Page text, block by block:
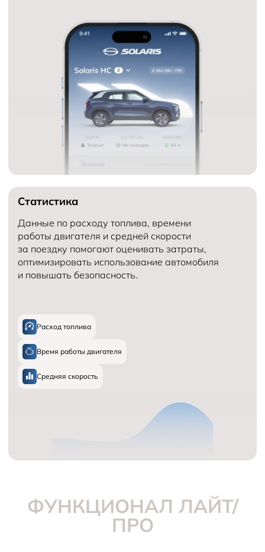
Статистика
Данные по расходу топлива, времени
работы двигателя и средней скорости
за поездку помогают оценивать затраты,
оптимизировать использование автомобиля
и повышать безопасность.
Расход топлива
Время работы двигателя
Средняя скорость
ФУНКЦИОНАЛ ЛАЙТ/
ПРО